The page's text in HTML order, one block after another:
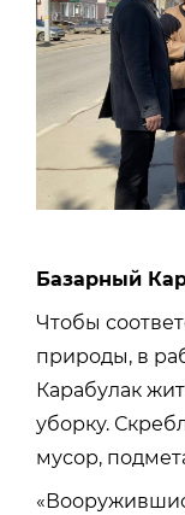
Базарный
Чтобы
природы, в
Карабулак
уборку.
мусор,